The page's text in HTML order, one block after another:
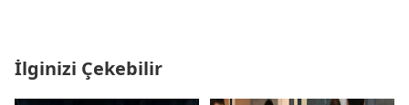
İlginizi Çekebilir